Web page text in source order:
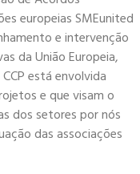
europeias SMEunited
e intervenção
da União Europeia,
está envolvida
e que visam o
dos setores por nós
das associações